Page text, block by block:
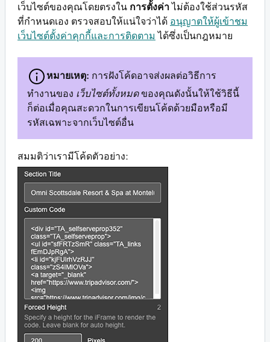
เว็บไซต์ของคุณโดยตรงใน การตั้งค่าไม่ต้องใช้ส่วนรหัส
ที่กำหนดเอง ตรวจสอบให้แน่ใจว่าได้ อนุญาตให้ผู้เข้าชม
เว็บไซต์ตั้งค่าคุกกี้และการติดตาม ได้ซึ่งเป็นกฎหมาย
หมายเหตุ: การฝังโค้ดอาจส่งผลต่อวิธีการ
ทำงานของ เว็บไซต์ทั้งหมดของคุณดังนั้นให้ใช้วิธีนี้
ก็ต่อเมื่อคุณสะดวกในการเขียนโค้ดด้วยมือหรือมี
รหัสเฉพาะจากเว็บไซต์อื่น
สมมติว่าเรามีโค้ดตัวอย่าง: